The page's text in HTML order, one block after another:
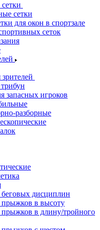
сетки
для окон в спортзале
сеток
запасных игроков
разборные
дисциплин
прыжков в высоту
в длину/тройного